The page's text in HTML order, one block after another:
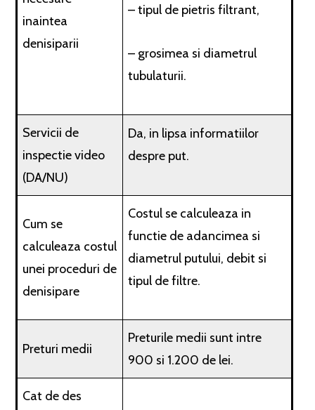
inaintea
denisiparii
– tipul de pietris filtrant,
– grosimea si diametrul
tubulaturii.
Servicii de
inspectie video
(DA/NU)
Da, in lipsa informatiilor
despre put.
Cum se
calculeaza costul
unei proceduri de
denisipare
Costul se calculeaza in
functie de adancimea si
diametrul putului, debit si
tipul de filtre.
Preturi medii
Preturile medii sunt intre
900 si 1.200 de lei.
Cat de des